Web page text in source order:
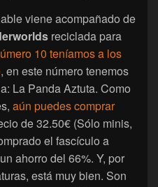
viene acompañado de
reciclada para
10 teníamos a los
, en este número tenemos
La Panda Aztuta. Como
aún puedes comprar
de 32.50€ (Sólo minis,
el fascículo a
ahorro del 66%. Y, por
está muy bien. Son